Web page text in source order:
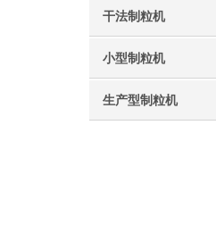
干法制粒机
小型制粒机
生产型制粒机